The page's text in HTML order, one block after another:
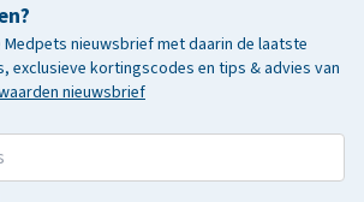
nieuwsbrief met daarin de laatste
exclusieve kortingscodes en tips & advies van
nieuwsbrief